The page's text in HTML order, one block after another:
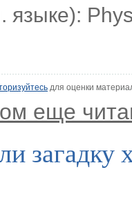
языке):
для оценки
еще
загадку